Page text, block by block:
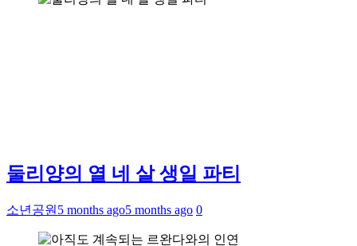
둘리양의 열 네 살 생일 파티
소년공원 5 months ago5 months ago 0